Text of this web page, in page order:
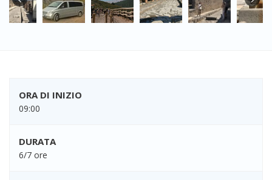
ORA DI INIZIO
09:00
DURATA
6/7 ore